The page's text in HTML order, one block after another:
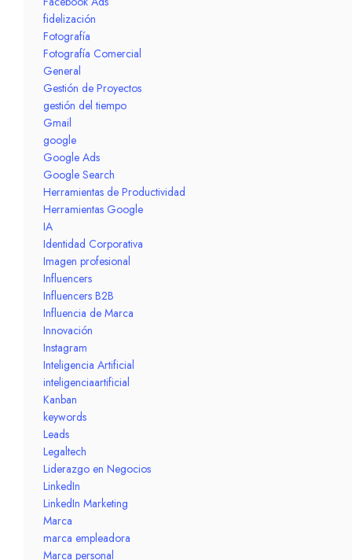
fidelización
Fotografía
Fotografía Comercial
General
Gestión de Proyectos
gestión del tiempo
Gmail
google
Google Ads
Google Search
Herramientas de Productividad
Herramientas Google
IA
Identidad Corporativa
Imagen profesional
Influencers
Influencers B2B
Influencia de Marca
Innovación
Instagram
Inteligencia Artificial
inteligenciaartificial
Kanban
keywords
Leads
Legaltech
Liderazgo en Negocios
LinkedIn
LinkedIn Marketing
Marca
marca empleadora
Marca personal